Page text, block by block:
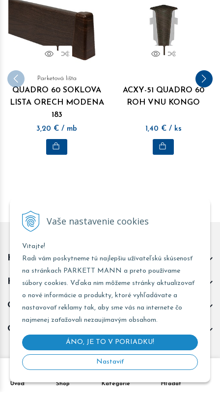
Vaše nastavenie cookies
Vitajte!
Radi vám poskytneme tú najlepšiu užívateľskú skúsenosť
na stránkach PARKETT MANN a preto používame
súbory cookies. Vďaka nim môžeme stránky aktualizovať
o nové informácie a produkty, ktoré vyhľadávate a
nastavovať reklamy tak, aby sme vás na internete čo
najmenej zaťažovali nezaujímavým obsahom.
ÁNO, JE TO V PORIADKU!
Nastaviť
Úvod Shop Kategórie Hľadať
NáhľadPorovnať
Parketová lišta
QUADRO 60 SOKLOVA
LISTA ORECH MODENA
183
3,20 € / mb
NáhľadPorovnať
ACXY-51 QUADRO 60
ROH VNU KONGO
1,40 € / ks
Kontakt predajňa Trnava
Kontakt predajňa Žarnovica
Obchodné informácie
Odoberať novinky
e-shop Pohoda connector